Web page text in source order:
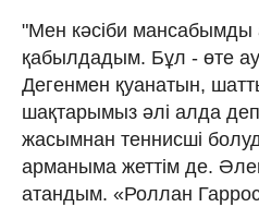
"Мен кәсіби мансабымды
қабылдадым. Бұл - өте
Дегенмен қуанатын,
шақтарымыз әлі алда
жасымнан теннисші
арманыма жеттім де.
атандым. «Роллан